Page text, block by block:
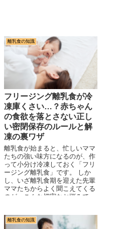
離乳食の知識
フリージング離乳食が冷
凍庫くさい…？赤ちゃん
の食欲を落とさない正し
い密閉保存のルールと解
凍の裏ワザ
離乳食が始まると、忙しいママ
たちの強い味方になるのが、作
って小分け冷凍しておく「フリ
ージング離乳食」です。 しか
し、いざ離乳食期を迎えた先輩
ママたちからよく聞こえてくる
のが、こんな切実なお悩みで
離乳食の知識